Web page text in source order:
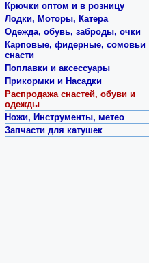
Крючки оптом и в розницу
Лодки, Моторы, Катера
Одежда, обувь, заброды, очки
Карповые, фидерные, сомовьи
снасти
Поплавки и аксессуары
Прикормки и Насадки
Распродажа снастей, обуви и
одежды
Ножи, Инструменты, метео
Запчасти для катушек